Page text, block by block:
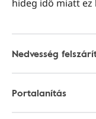
hideg idő miatt
Nedvesség
Portalanítás